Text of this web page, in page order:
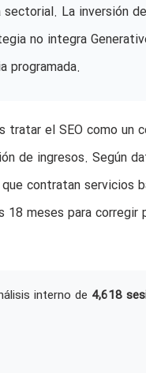
La inversión
no integra
programada.
el SEO como un
de ingresos. Según
contratan servicios
meses para
interno de 4,618